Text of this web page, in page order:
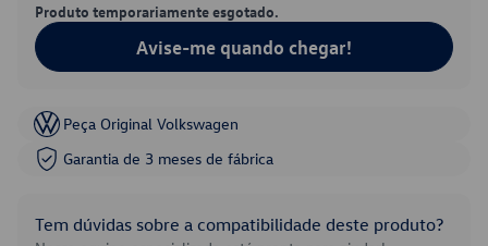
Produto temporariamente esgotado.
Avise-me quando chegar!
Peça Original Volkswagen
Garantia de 3 meses de fábrica
Tem dúvidas sobre a compatibilidade deste produto?